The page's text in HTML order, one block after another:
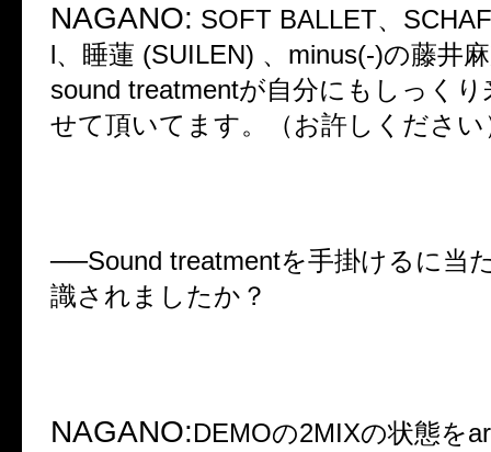
NAGANO: SOFT BALLET、
l、睡蓮 (SUILEN) 、 minus(-)の藤井
sound treatmentが自分にもしっく
せて頂いてます。（お許しください
──Sound treatmentを手掛けるに当
識されましたか？
NAGANO:DEMOの2MIXの状態を